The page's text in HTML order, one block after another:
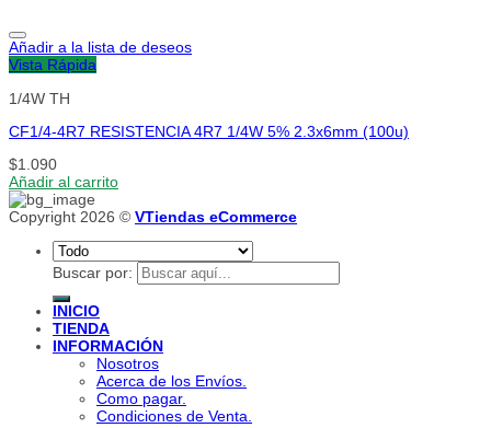
Añadir a la lista de deseos
Vista Rápida
1/4W TH
CF1/4-4R7 RESISTENCIA 4R7 1/4W 5% 2.3x6mm (100u)
$1.090
Añadir al carrito
Copyright 2026 © VTiendas eCommerce
Buscar por:
INICIO
TIENDA
INFORMACIÓN
Nosotros
Acerca de los Envíos.
Como pagar.
Condiciones de Venta.